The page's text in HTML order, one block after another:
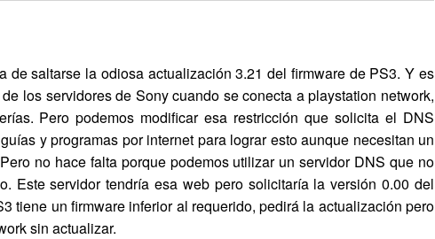
de saltarse la odiosa actualización 3.21 del firmware de PS3. Y es
los servidores de Sony cuando se conecta a playstation network,
Pero podemos modificar esa restricción que solicita el DNS
y programas por internet para lograr esto aunque necesitan un
no hace falta porque podemos utilizar un servidor DNS que no
Este servidor tendría esa web pero solicitaría la versión 0.00 del
tiene un firmware inferior al requerido, pedirá la actualización pero
sin actualizar.